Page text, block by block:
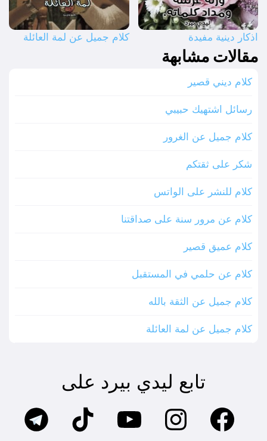
اذكار دينية مفيدة كلام جميل عن لمة العائلة
مقالات مشابهة
كلام ديني قصير
رسائل اشتهيك حبيبي
كلام جميل عن الغرور
شكر على ثقتكم
كلام للنشر على الواتس
كلام عن مرور سنة على صداقتنا
كلام عميق قصير
كلام عن حلمي في المستقبل
كلام جميل عن الثقة بالله
كلام جميل عن لمة العائلة
تابع ليدي بيرد على